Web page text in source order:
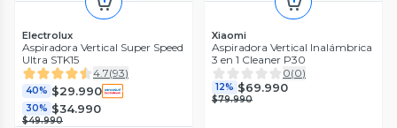
Electrolux
Aspiradora Vertical Super Speed
Ultra STK15
4.7(93)
40% $29.990
30% $34.990
$49.990
Xiaomi
Aspiradora Vertical Inalámbrica
3 en 1 Cleaner P30
0(0)
12% $69.990
$79.990